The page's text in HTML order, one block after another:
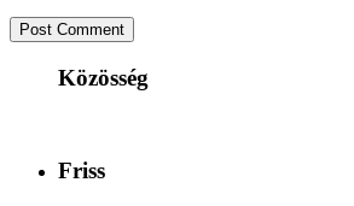
Közösség
Friss